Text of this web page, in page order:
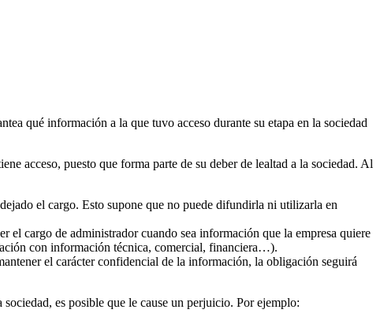
qué información a la que tuvo acceso durante su etapa en la sociedad
acceso, puesto que forma parte de su deber de lealtad a la sociedad. Al
el cargo. Esto supone que no puede difundirla ni utilizarla en
cargo de administrador cuando sea información que la empresa quiere
con información técnica, comercial, financiera…).
el carácter confidencial de la información, la obligación seguirá
es posible que le cause un perjuicio. Por ejemplo: